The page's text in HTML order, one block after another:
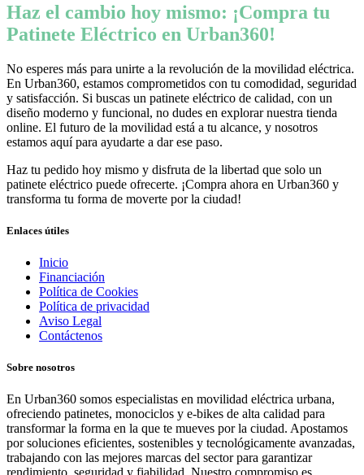
Haz el cambio hoy mismo: ¡Compra tu
Patinete Eléctrico en Urban360!
No esperes más para unirte a la revolución de la movilidad eléctrica.
En Urban360, estamos comprometidos con tu comodidad, seguridad
y satisfacción. Si buscas un patinete eléctrico de calidad, con un
diseño moderno y funcional, no dudes en explorar nuestra tienda
online. El futuro de la movilidad está a tu alcance, y nosotros
estamos aquí para ayudarte a dar ese paso.
Haz tu pedido hoy mismo y disfruta de la libertad que solo un
patinete eléctrico puede ofrecerte. ¡Compra ahora en Urban360 y
transforma tu forma de moverte por la ciudad!
Enlaces útiles
Inicio
Financiación
Política de Cookies
Política de privacidad
Aviso Legal
Contáctenos
Sobre nosotros
En Urban360 somos especialistas en movilidad eléctrica urbana,
ofreciendo patinetes, monociclos y e-bikes de alta calidad para
transformar la forma en la que te mueves por la ciudad. Apostamos
por soluciones eficientes, sostenibles y tecnológicamente avanzadas,
trabajando con las mejores marcas del sector para garantizar